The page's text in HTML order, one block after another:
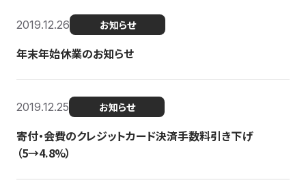
2019.12.26 お知らせ
年末年始休業のお知らせ
2019.12.25 お知らせ
寄付・会費のクレジットカード決済手数料引き下げ
（5→4.8%）